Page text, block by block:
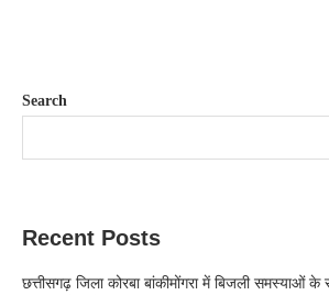
Search
Recent Posts
छत्तीसगढ़ जिला कोरबा बांकीमोंगरा में बिजली समस्याओं के